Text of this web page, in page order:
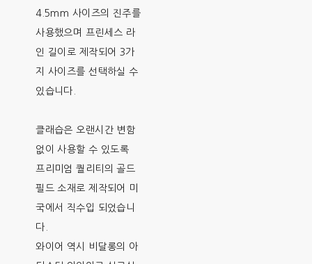
4.5mm 사이즈의 진주를
사용했으며 프린세스 라
인 길이로 제작되어 3가
지 사이즈를 선택하실 수
있습니다.
클래습은 오랜시간 변함
없이 사용할 수 있도록
프리미엄 퀄리티의 골드
필드 소재로 제작되어 미
국에서 직수입 되었습니
다.
와이어 역시 비달롱의 아